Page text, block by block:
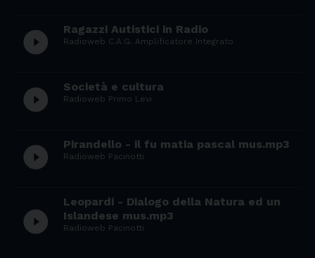
play_circle_filled Ragazzi Autistici in Radio
Radioweb C.A.G. Amplificatore Integrato
play_circle_filled Società e cultura
Radioweb Primo Levi
play_circle_filled Pirandello - il fu matia pascal mus.mp3
Radioweb Pacinotti
play_circle_filled
Leopardi - Dialogo della Natura ed un
Islandese mus.mp3
Radioweb Pacinotti